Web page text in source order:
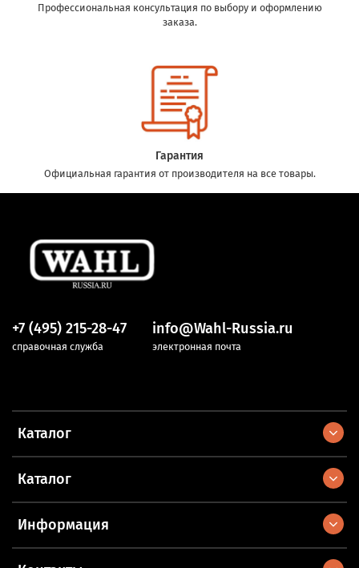
Профессиональная консультация по выбору и оформлению
заказа.
Гарантия
Официальная гарантия от производителя на все товары.
Каталог
Каталог
Информация
+7 (495) 215-28-47
справочная служба
info@Wahl-Russia.ru
электронная почта